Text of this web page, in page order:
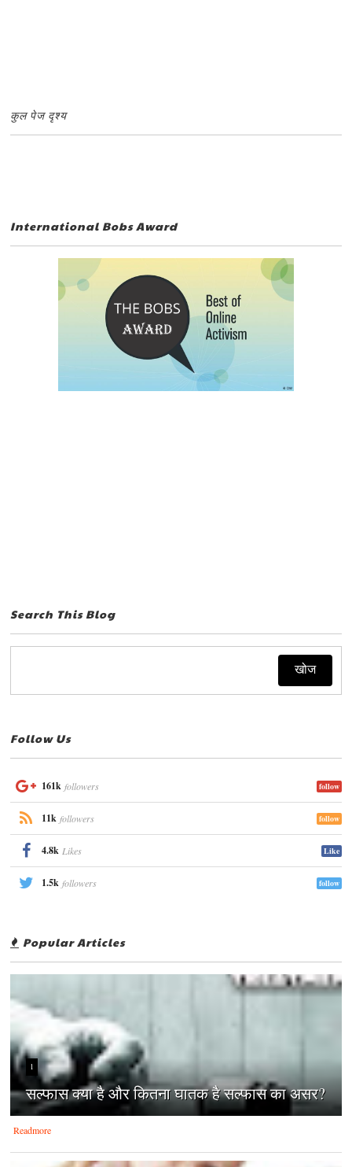
कुल पेज दृश्य
International Bobs Award
Search This Blog
Follow Us
161k followers follow
11k followers follow
4.8k Likes Like
1.5k followers follow
Popular Articles
1
सल्फास क्या है और कितना घातक है सल्फास का असर?
Readmore